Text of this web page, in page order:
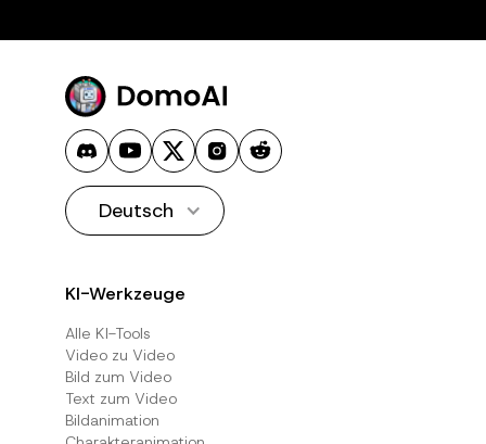
Deutsch
KI-Werkzeuge
Alle KI-Tools
Video zu Video
Bild zum Video
Text zum Video
Bildanimation